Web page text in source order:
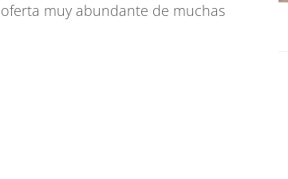
muy abundante de muchas